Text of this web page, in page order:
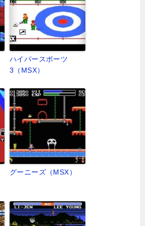
ハイパースポーツ
3（MSX）
グーニーズ（MSX）